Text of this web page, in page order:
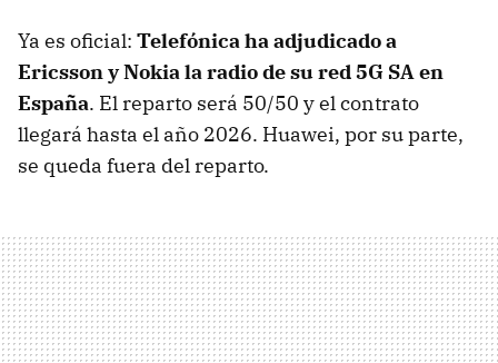
Ya es oficial: Telefónica ha adjudicado a
Ericsson y Nokia la radio de su red 5G SA en
España. El reparto será 50/50 y el contrato
llegará hasta el año 2026. Huawei, por su parte,
se queda fuera del reparto.